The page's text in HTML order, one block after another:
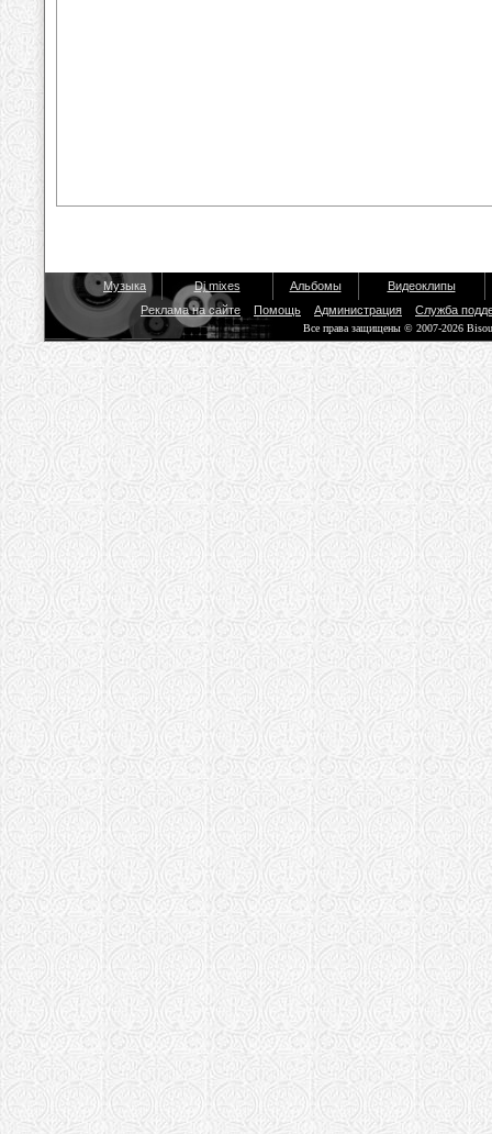
Музыка Dj mixes Альбомы
Видеоклипы
Реклама на сайте
Помощь Администрация Служба
Все права защищены © 2007-2026